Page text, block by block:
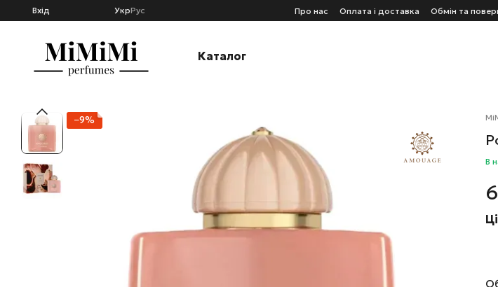
Перейти к основному контенту
Вхід УкрРус Про нас Оплата і доставка Обмін та
Каталог
−9%
В